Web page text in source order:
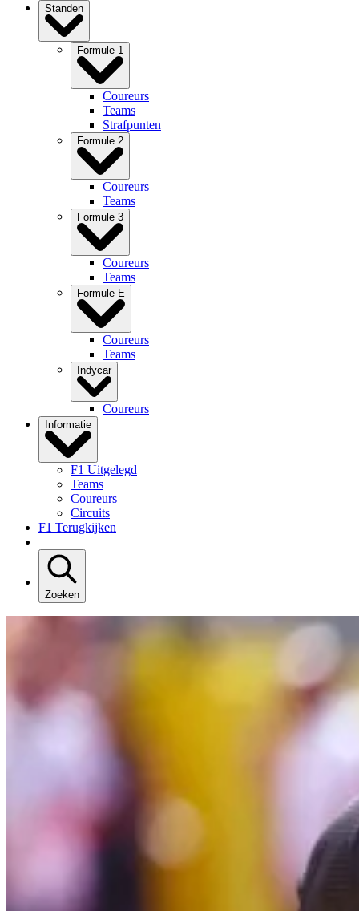
Standen
Formule 1
Coureurs
Teams
Strafpunten
Formule 2
Coureurs
Teams
Formule 3
Coureurs
Teams
Formule E
Coureurs
Teams
Indycar
Coureurs
Informatie
F1 Uitgelegd
Teams
Coureurs
Circuits
F1 Terugkijken
Zoeken